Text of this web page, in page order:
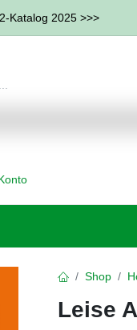
Katalog 2025 >>>
Shop
Leise